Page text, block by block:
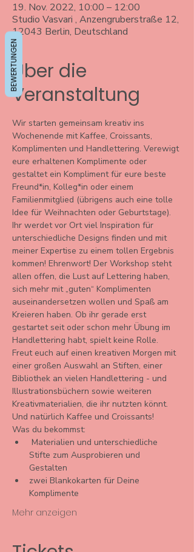
19. Nov. 2022, 10:00 – 12:00
Studio Vasvari , Anzengruberstraße 12,
12043 Berlin, Deutschland
Über die
Veranstaltung
Wir starten gemeinsam kreativ ins
Wochenende mit Kaffee, Croissants,
Komplimenten und Handlettering. Verewigt
eure erhaltenen Komplimente oder
gestaltet ein Kompliment für eure beste
Freund*in, Kolleg*in oder einem
Familienmitglied (übrigens auch eine tolle
Idee für Weihnachten oder Geburtstage).
Ihr werdet vor Ort viel Inspiration für
unterschiedliche Designs finden und mit
meiner Expertise zu einem tollen Ergebnis
kommen! Ehrenwort! Der Workshop steht
allen offen, die Lust auf Lettering haben,
sich mehr mit „guten“ Komplimenten
auseinandersetzen wollen und Spaß am
Kreieren haben. Ob ihr gerade erst
gestartet seit oder schon mehr Übung im
Handlettering habt, spielt keine Rolle.
Freut euch auf einen kreativen Morgen mit
einer großen Auswahl an Stiften, einer
Bibliothek an vielen Handlettering - und
Illustrationsbüchern sowie weiteren
Kreativmaterialien, die ihr nutzten könnt.
Und natürlich Kaffee und Croissants!
Was du bekommst:
Materialien und unterschiedliche
Stifte zum Ausprobieren und
Gestalten
zwei Blankokarten für Deine
Komplimente
Mehr anzeigen
BEWERTUNGEN